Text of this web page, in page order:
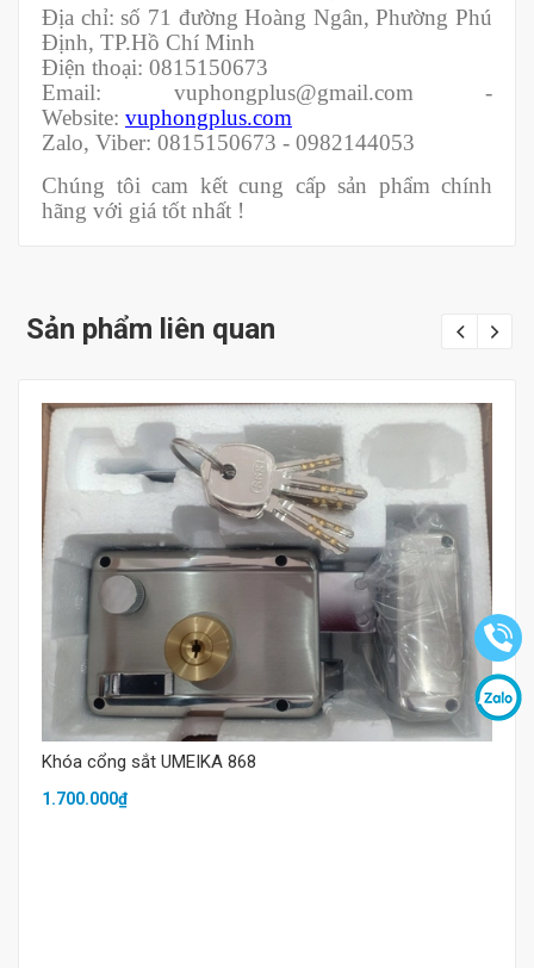
Địa chỉ: số 71 đường Hoàng Ngân, Phường Phú
Định, TP.Hồ Chí Minh
Điện thoại: 0815150673
Email: vuphongplus@gmail.com -
Website: vuphongplus.com
Zalo, Viber: 0815150673 - 0982144053
Chúng tôi cam kết cung cấp sản phẩm chính
hãng với giá tốt nhất !
Sản phẩm liên quan
Mua hàng
Khóa cổng sắt UMEIKA 868
1.700.000₫